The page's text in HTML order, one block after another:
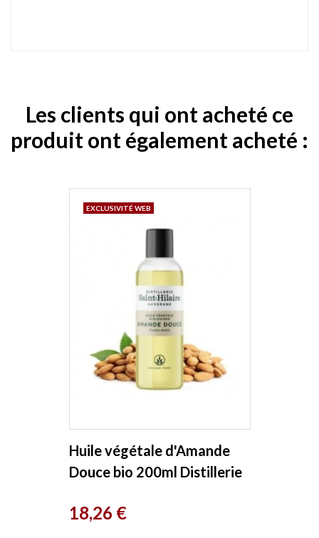
Les clients qui ont acheté ce
produit ont également acheté :
Huile végétale d'Amande
Douce bio 200ml Distillerie
Prix
18,26 €
EXCLUSIVITÉ WEB